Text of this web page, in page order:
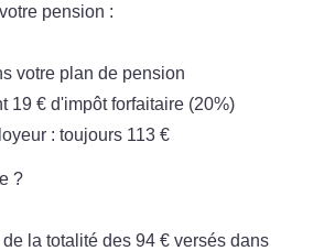
pension :
votre plan de pension
19 € d'impôt forfaitaire (20%)
: toujours 113 €
?
la totalité des 94 € versés dans